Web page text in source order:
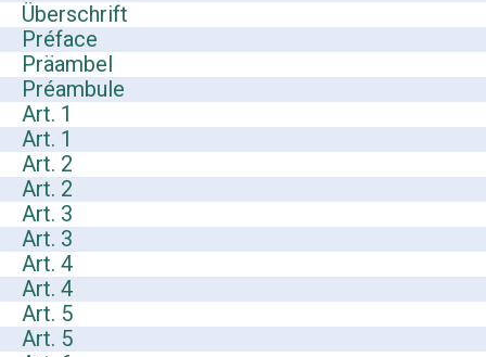
Überschrift
Préface
Präambel
Préambule
Art. 1
Art. 1
Art. 2
Art. 2
Art. 3
Art. 3
Art. 4
Art. 4
Art. 5
Art. 5